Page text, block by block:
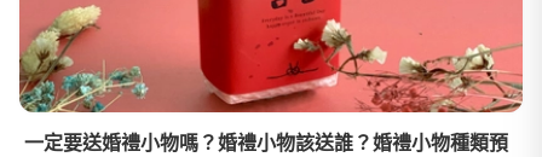
一定要送婚禮小物嗎？婚禮小物該送誰？婚禮小物種類預